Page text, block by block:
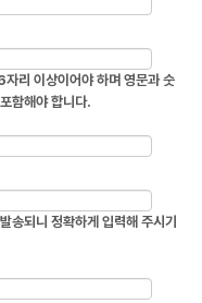
자리 이상이어야 하며 영문과 숫
함해야 합니다.
송되니 정확하게 입력해 주시기